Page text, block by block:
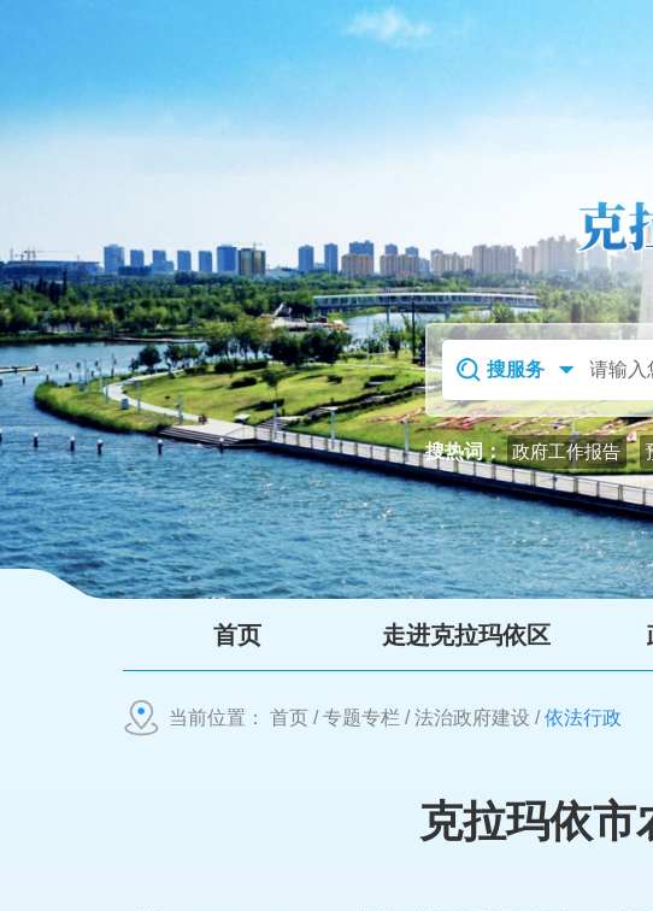
搜热词： 政府工作报告
首页 走进克拉玛依区
走进克拉玛依区
当前位置： 首页 /专题专栏 /法治政府建设 /依法行政
克拉玛依市